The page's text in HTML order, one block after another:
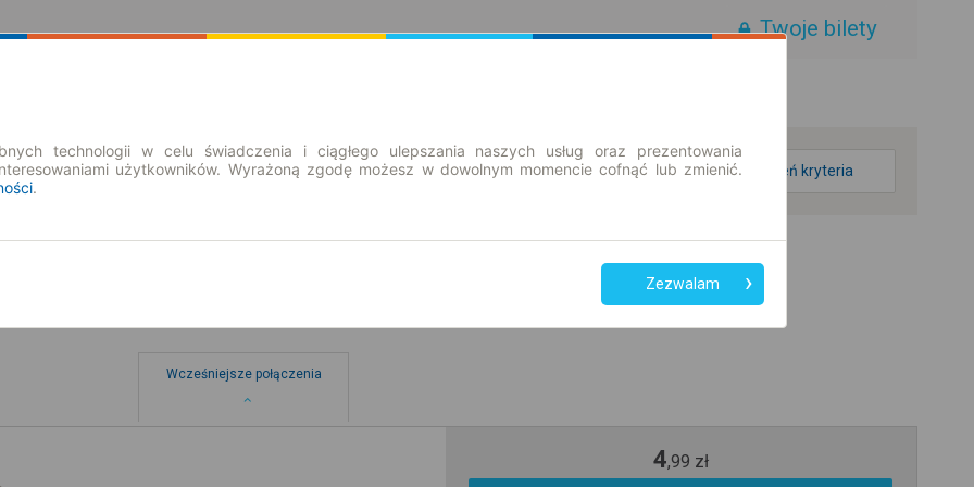
Twoje bilety
zmień kryteria
Wcześniejsze połączenia
4,99 zł
technologii w celu świadczenia i ciągłego ulepszania naszych usług oraz prezentowania
użytkowników. Wyrażoną zgodę możesz w dowolnym momencie cofnąć lub zmienić.
.
Zezwalam